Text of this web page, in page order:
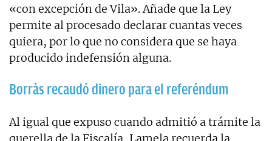
«con excepción de Vila». Añade que la Ley
permite al procesado declarar cuantas veces
quiera, por lo que no considera que se haya
producido indefensión alguna.
Borràs recaudó dinero para el referéndum
Al igual que expuso cuando admitió a trámite la
querella de la Fiscalía, Lamela recuerda la